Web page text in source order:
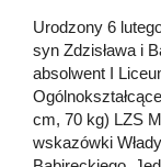
Urodzony 6
syn Zdzisława i
absolwent I
cm, 70 kg) LZS
wskazówki